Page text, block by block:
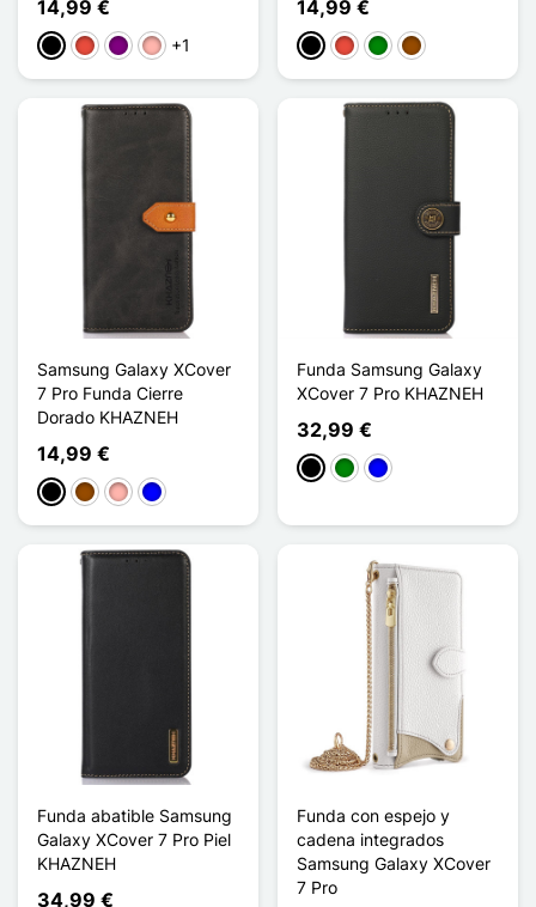
14,99 €
NegroRojoPúrpuraOro rosa
+1
14,99 €
NegroRojoVerdeMarrón
Samsung Galaxy XCover
7 Pro Funda Cierre
Dorado KHAZNEH
14,99 €
NegroMarrónOro rosa
Azul
Funda Samsung Galaxy
XCover 7 Pro KHAZNEH
32,99 €
NegroVerdeAzul
Funda abatible Samsung
Galaxy XCover 7 Pro Piel
KHAZNEH
34,99 €
Funda con espejo y
cadena integrados
Samsung Galaxy XCover
7 Pro